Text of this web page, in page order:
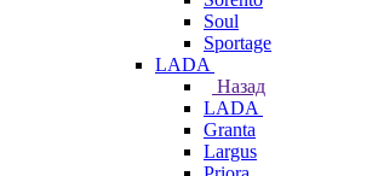
Soul
Sportage
LADA
Назад
LADA
Granta
Largus